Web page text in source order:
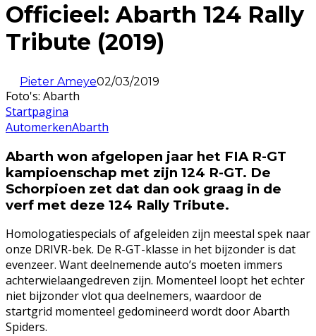
Officieel: Abarth 124 Rally
Tribute (2019)
Pieter Ameye02/03/2019
Foto's: Abarth
Startpagina
AutomerkenAbarth
Abarth won afgelopen jaar het FIA R-GT
kampioenschap met zijn 124 R-GT. De
Schorpioen zet dat dan ook graag in de
verf met deze 124 Rally Tribute.
Homologatiespecials of afgeleiden zijn meestal spek naar
onze DRIVR-bek. De R-GT-klasse in het bijzonder is dat
evenzeer. Want deelnemende auto’s moeten immers
achterwielaangedreven zijn. Momenteel loopt het echter
niet bijzonder vlot qua deelnemers, waardoor de
startgrid momenteel gedomineerd wordt door Abarth
Spiders.